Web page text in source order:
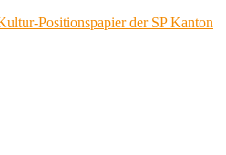
Positionspapier der SP Kanton